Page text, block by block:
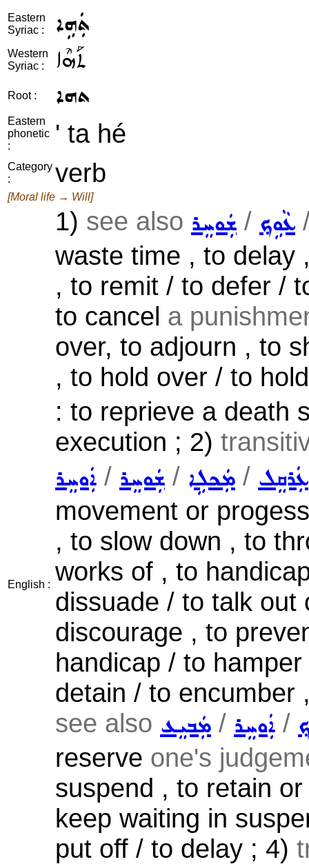
Eastern
Syriac :
ܬܲܗܹܐ
Western
Syriac :
ܬܰܗܶܐ
Root : ܬܗܐ
Eastern
phonetic
:
' ta hé
Category
:
verb
[Moral life → Will]
English :
1) see also ܫܲܘܚܸܪ / ܥܵܘܹܟ݂
waste time , to delay
, to remit / to defer /
to cancel a
over, to adjourn , to
, to hold over / to
: to reprieve a death
execution ; 2)
ܐܲܘܚܸܪ / ܫܲܘܚܸܪ / ܡܲܟܠܹܐ / ܥܲܪܩܸܠ
movement or
, to slow down , to
works of , to
dissuade / to talk
discourage , to
handicap / to
detain / to
see also ܡܲܒܝܸܥ / ܐܲܘܚܸܪ /
reserve one's
suspend , to retain
keep waiting in
put off / to delay ; 4)